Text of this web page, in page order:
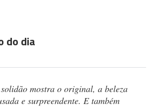
do dia
mostra o original, a beleza
e surpreendente. E também